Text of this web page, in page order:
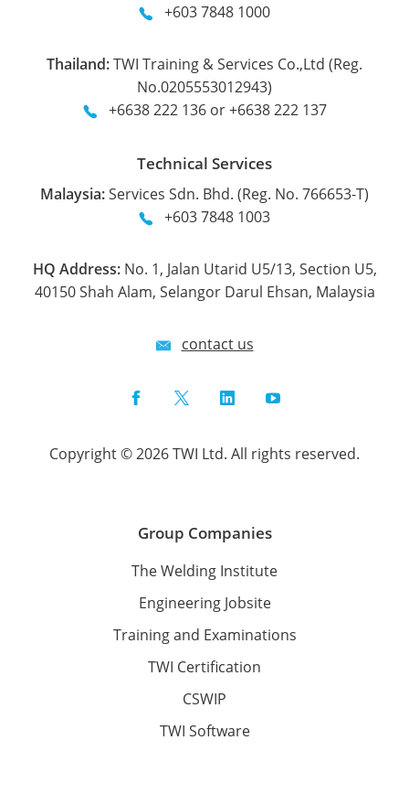
+603 7848 1000
Thailand:TWI Training & Services Co.,Ltd (Reg.
No.0205553012943)
+6638 222 136 or +6638 222 137
Technical Services
Malaysia:Services Sdn. Bhd. (Reg. No. 766653-T)
+603 7848 1003
HQ Address:No. 1, Jalan Utarid U5/13, Section U5,
40150 Shah Alam, Selangor Darul Ehsan, Malaysia
contact us
FacebookTwitterLinkedInYouTube
Copyright © 2026 TWI Ltd. All rights reserved.
Group Companies
The Welding Institute
Engineering Jobsite
Training and Examinations
TWI Certification
CSWIP
TWI Software